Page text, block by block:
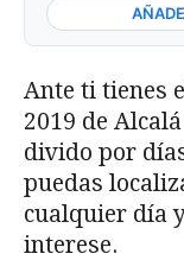
Ante ti tienes
2019 de
divido por
puedas
cualquier día
interese.